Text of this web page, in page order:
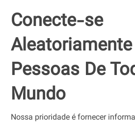
Conecte-se
Pessoas De
Mundo
Nossa prioridade é fornecer